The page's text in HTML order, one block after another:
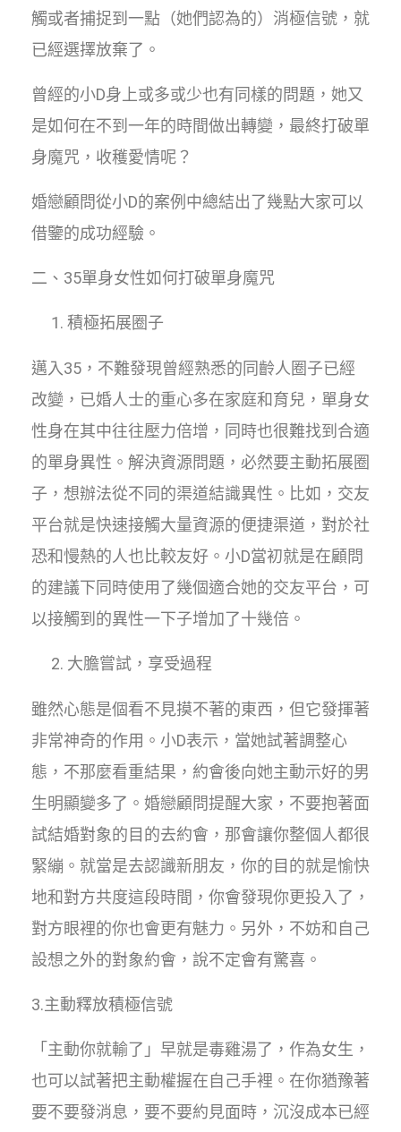
觸或者捕捉到一點（她們認為的）消極信號，就
已經選擇放棄了。
曾經的小D身上或多或少也有同樣的問題，她又
是如何在不到一年的時間做出轉變，最終打破單
身魔咒，收穫愛情呢？
婚戀顧問從小D的案例中總結出了幾點大家可以
借鑒的成功經驗。
二、35單身女性如何打破單身魔咒
積極拓展圈子
邁入35，不難發現曾經熟悉的同齡人圈子已經
改變，已婚人士的重心多在家庭和育兒，單身女
性身在其中往往壓力倍增，同時也很難找到合適
的單身異性。解決資源問題，必然要主動拓展圈
子，想辦法從不同的渠道結識異性。比如，交友
平台就是快速接觸大量資源的便捷渠道，對於社
恐和慢熱的人也比較友好。小D當初就是在顧問
的建議下同時使用了幾個適合她的交友平台，可
以接觸到的異性一下子增加了十幾倍。
大膽嘗試，享受過程
雖然心態是個看不見摸不著的東西，但它發揮著
非常神奇的作用。小D表示，當她試著調整心
態，不那麼看重結果，約會後向她主動示好的男
生明顯變多了。婚戀顧問提醒大家，不要抱著面
試結婚對象的目的去約會，那會讓你整個人都很
緊繃。就當是去認識新朋友，你的目的就是愉快
地和對方共度這段時間，你會發現你更投入了，
對方眼裡的你也會更有魅力。另外，不妨和自己
設想之外的對象約會，說不定會有驚喜。
3.主動釋放積極信號
「主動你就輸了」早就是毒雞湯了，作為女生，
也可以試著把主動權握在自己手裡。在你猶豫著
要不要發消息，要不要約見面時，沉沒成本已經